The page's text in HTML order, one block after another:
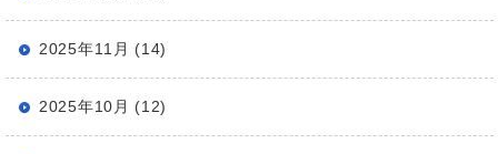
2025年11月 (14)
2025年10月 (12)